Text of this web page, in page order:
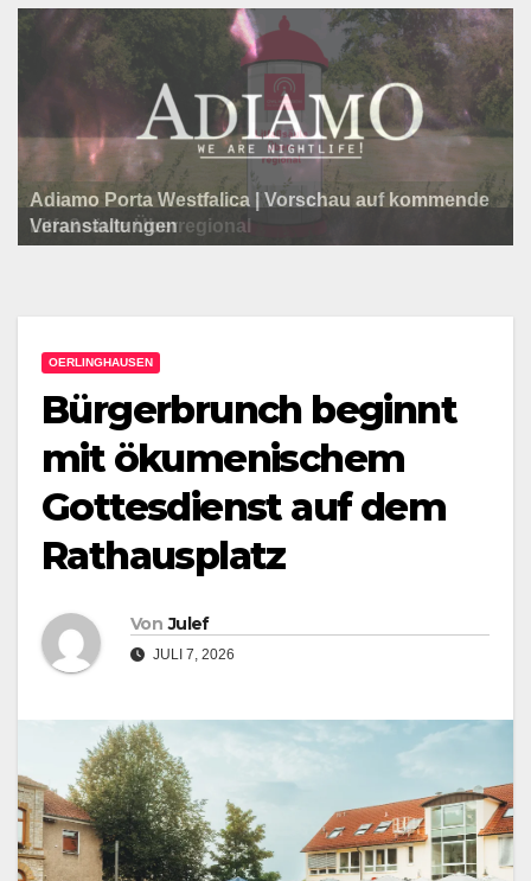
Programm der Komödie am Klosterplatz.
Litfaßsäule Überregional
Adiamo Porta Westfalica | Vorschau auf kommende
Veranstaltungen
Litfaßsäule Überregional
Litfaßsäule Überregional
OERLINGHAUSEN
Bürgerbrunch beginnt
mit ökumenischem
Gottesdienst auf dem
Rathausplatz
Von Julef
JULI 7, 2026